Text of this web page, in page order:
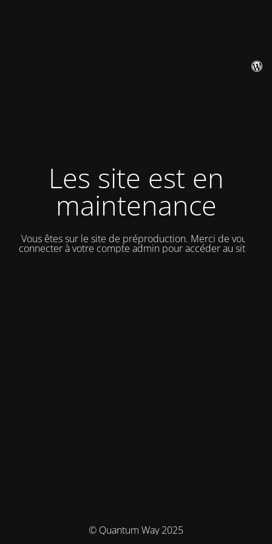
Les site est en
maintenance
Vous êtes sur le site de préproduction. Merci de vous
connecter à votre compte admin pour accéder au site.
© Quantum Way 2025